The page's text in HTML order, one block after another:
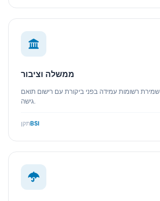
ממשלה וציבור
שמירת רשומות עמידה בפני ביקורת עם רישום תואם GDPR ובקרת
גישה.
תקןBSI